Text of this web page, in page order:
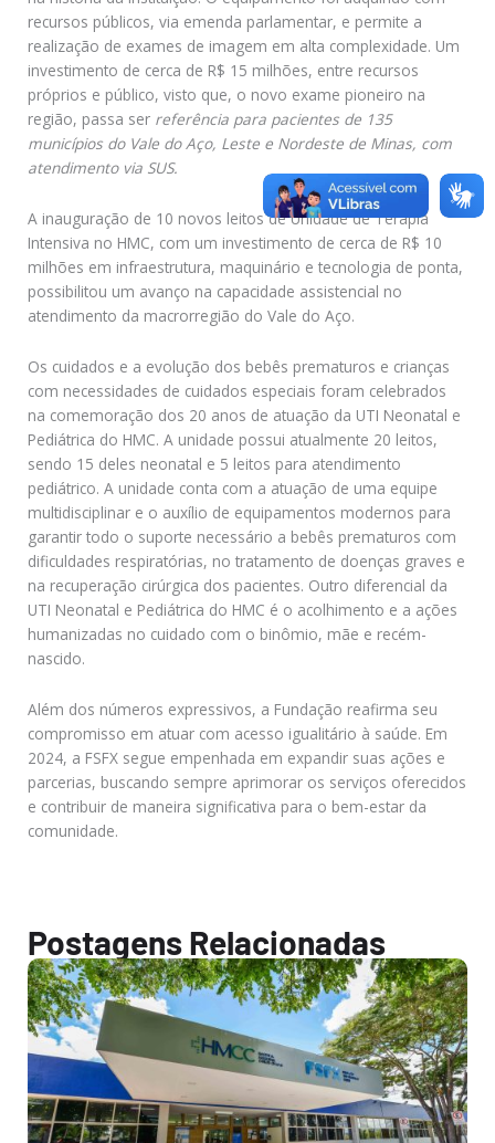
recursos públicos, via emenda parlamentar, e permite a
realização de exames de imagem em alta complexidade. Um
investimento de cerca de R$ 15 milhões, entre recursos
próprios e público, visto que, o novo exame pioneiro na
região, passa ser referência para pacientes de 135
municípios do Vale do Aço, Leste e Nordeste de Minas, com
atendimento via SUS.
A inauguração de 10 novos leitos de Unidade de Terapia
Intensiva no HMC, com um investimento de cerca de R$ 10
milhões em infraestrutura, maquinário e tecnologia de ponta,
possibilitou um avanço na capacidade assistencial no
atendimento da macrorregião do Vale do Aço.
Os cuidados e a evolução dos bebês prematuros e crianças
com necessidades de cuidados especiais foram celebrados
na comemoração dos 20 anos de atuação da UTI Neonatal e
Pediátrica do HMC. A unidade possui atualmente 20 leitos,
sendo 15 deles neonatal e 5 leitos para atendimento
pediátrico. A unidade conta com a atuação de uma equipe
multidisciplinar e o auxílio de equipamentos modernos para
garantir todo o suporte necessário a bebês prematuros com
dificuldades respiratórias, no tratamento de doenças graves e
na recuperação cirúrgica dos pacientes. Outro diferencial da
UTI Neonatal e Pediátrica do HMC é o acolhimento e a ações
humanizadas no cuidado com o binômio, mãe e recém-
nascido.
Além dos números expressivos, a Fundação reafirma seu
compromisso em atuar com acesso igualitário à saúde. Em
2024, a FSFX segue empenhada em expandir suas ações e
parcerias, buscando sempre aprimorar os serviços oferecidos
e contribuir de maneira significativa para o bem-estar da
comunidade.
Postagens Relacionadas